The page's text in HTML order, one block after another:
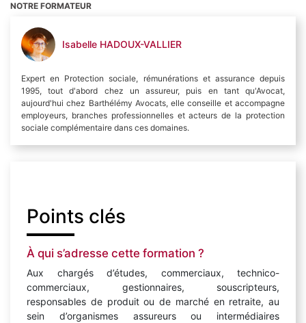
NOTRE FORMATEUR
Isabelle HADOUX-VALLIER
Expert en Protection sociale, rémunérations et assurance depuis
1995, tout d'abord chez un assureur, puis en tant qu'Avocat,
aujourd'hui chez Barthélémy Avocats, elle conseille et accompagne
employeurs, branches professionnelles et acteurs de la protection
sociale complémentaire dans ces domaines.
Points clés
À qui s’adresse cette formation ?
Aux chargés d’études, commerciaux, technico-
commerciaux, gestionnaires, souscripteurs,
responsables de produit ou de marché en retraite, au
sein d’organismes assureurs ou intermédiaires